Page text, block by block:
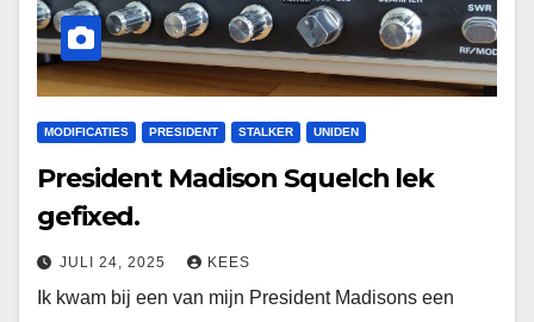
MODIFICATIES PRESIDENT STALKER UNIDEN
President Madison Squelch lek
gefixed.
JULI 24, 2025 KEES
Ik kwam bij een van mijn President Madisons een